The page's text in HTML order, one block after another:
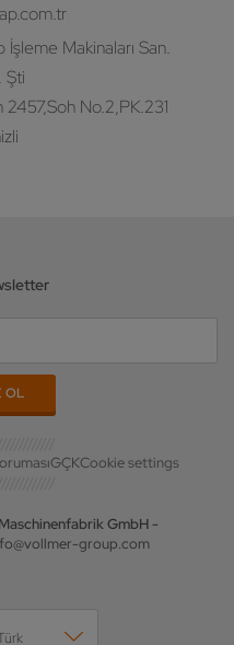
İşleme Makinaları San.
Şti
No.2,PK.231
GÇKCookie settings
GmbH -
group.com